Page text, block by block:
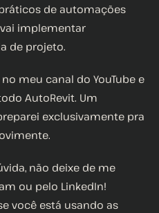
de automações
implementar
de projeto.
meu canal do YouTube e
AutoRevit. Um
exclusivamente pra
não deixe de me
ou pelo LinkedIn!
você está usando as